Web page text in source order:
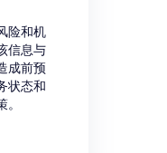
险和机
信息与
成前预
状态和